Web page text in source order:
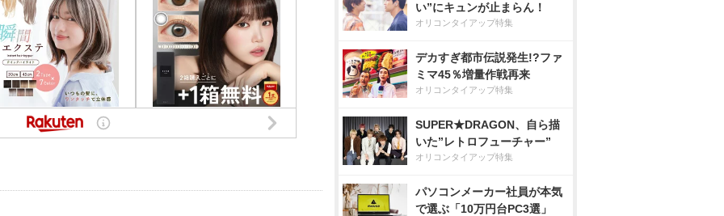
い”にキュンが止まらん！
オリコンタイアップ特集
デカすぎ都市伝説発生!?ファ
ミマ45％増量作戦再来
オリコンタイアップ特集
SUPER★DRAGON、自ら描
いた”レトロフューチャー”
オリコンタイアップ特集
パソコンメーカー社員が本気
で選ぶ「10万円台PC3選」